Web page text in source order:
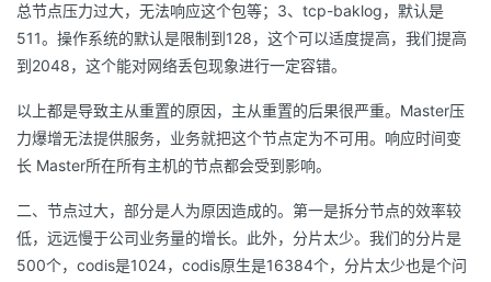
总节点压力过大，无法响应这个包等；3、tcp-baklog，默认是
511。操作系统的默认是限制到128，这个可以适度提高，我们提高
到2048，这个能对网络丢包现象进行一定容错。
以上都是导致主从重置的原因，主从重置的后果很严重。Master压
力爆增无法提供服务，业务就把这个节点定为不可用。响应时间变
长 Master所在所有主机的节点都会受到影响。
二、节点过大，部分是人为原因造成的。第一是拆分节点的效率较
低，远远慢于公司业务量的增长。此外，分片太少。我们的分片是
500个，codis是1024，codis原生是16384个，分片太少也是个问